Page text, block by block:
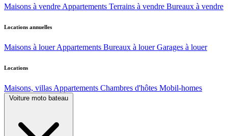
Maisons à vendre Appartements Terrains à vendre Bureaux à vendre
Locations annuelles
Maisons à louer Appartements Bureaux à louer Garages à louer
Locations
Maisons, villas Appartements Chambres d'hôtes Mobil-homes
Voiture moto bateau